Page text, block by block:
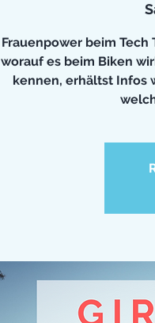
Frauenpower beim Tech
worauf es beim Biken
kennen, erhältst Infos